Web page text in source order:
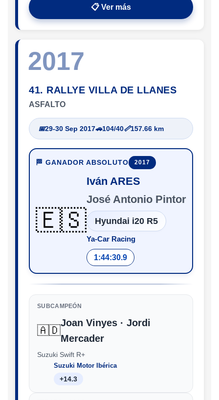
📋 Ver más
2017
41. RALLYE VILLA DE LLANES
ASFALTO
📅29-30 Sep 2017🚗104/40📏157.66 km
🏁 GANADOR ABSOLUTO 2017
🇪🇸
Iván ARES
José Antonio Pintor
Hyundai i20 R5
Ya-Car Racing
1:44:30.9
SUBCAMPEÓN
🇦🇩
Joan Vinyes · Jordi
Mercader
Suzuki Swift R+
Suzuki Motor Ibérica
+14.3